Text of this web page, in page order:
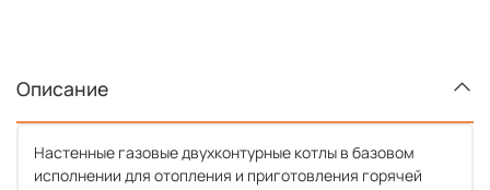
Описание
Настенные газовые двухконтурные котлы в базовом
исполнении для отопления и приготовления горячей